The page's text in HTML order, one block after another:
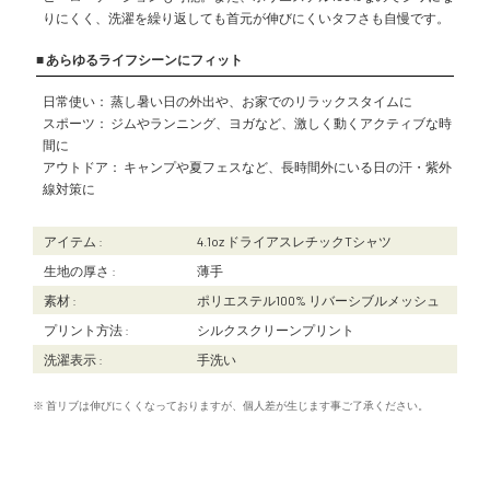
りにくく、洗濯を繰り返しても首元が伸びにくいタフさも自慢です。
■ あらゆるライフシーンにフィット
日常使い： 蒸し暑い日の外出や、お家でのリラックスタイムに
スポーツ： ジムやランニング、ヨガなど、激しく動くアクティブな時
間に
アウトドア： キャンプや夏フェスなど、長時間外にいる日の汗・紫外
線対策に
アイテム :
4.1oz ドライアスレチックTシャツ
生地の厚さ :
薄手
素材 :
ポリエステル100% リバーシブルメッシュ
プリント方法 :
シルクスクリーンプリント
洗濯表示 :
手洗い
※ 首リブは伸びにくくなっておりますが、個人差が生じます事ご了承ください。